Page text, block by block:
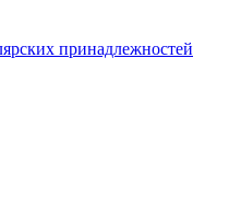
принадлежностей